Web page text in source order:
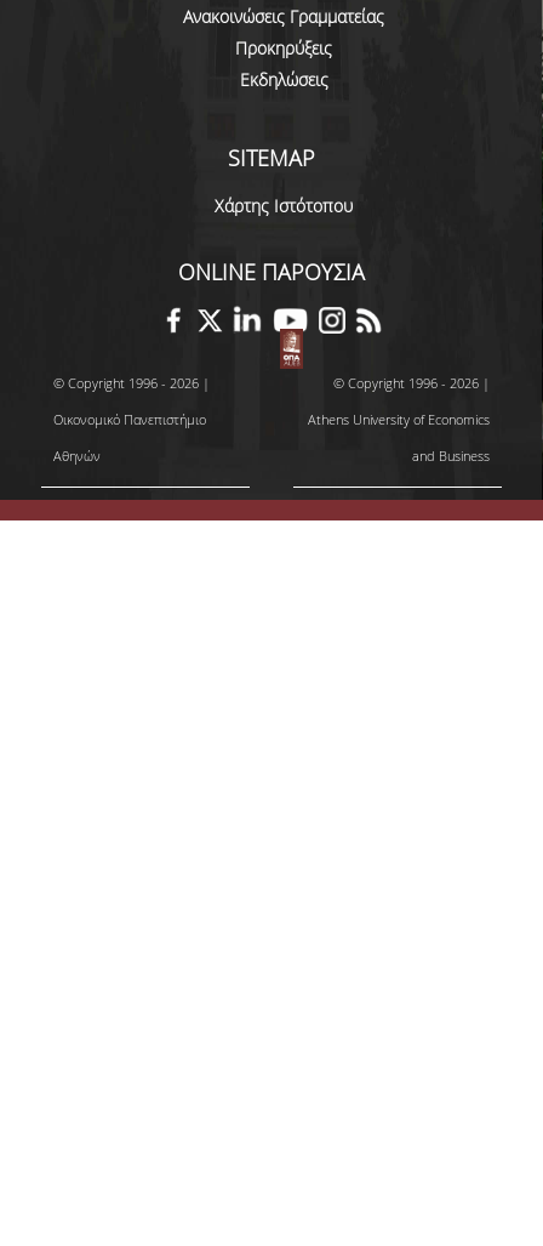
ΕΡΕΥΝΗΤΙΚΕΣ ΔΡΑΣΤΗΡΙΟΤΗΤΕΣ
ΑΠΟΦΟΙΤΟΙ ΤΟΥ ΤΜΗΜΑΤΟΣ
ΑΓΓΕΛΙΕΣ ΓΙΑ ΕΡΓΑΣΙΑ
ΣΥΛΛΟΓΟΙ ΑΠΟΦΟΙΤΩΝ
Ανακοινώσεις Γραμματείας
Προκηρύξεις
Εκδηλώσεις
SITEMAP
Χάρτης Ιστότοπου
ONLINE ΠΑΡΟΥΣΙΑ
© Copyright 1996 - 2026 |
Οικονομικό Πανεπιστήμιο
Αθηνών
© Copyright 1996 - 2026 |
Athens University of Economics
and Business